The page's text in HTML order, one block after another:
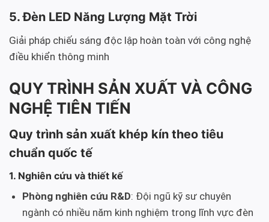
5. Đèn LED Năng Lượng Mặt Trời
Giải pháp chiếu sáng độc lập hoàn toàn với công nghệ
điều khiển thông minh
QUY TRÌNH SẢN XUẤT VÀ CÔNG
NGHỆ TIÊN TIẾN
Quy trình sản xuất khép kín theo tiêu
chuẩn quốc tế
1. Nghiên cứu và thiết kế
Phòng nghiên cứu R&D: Đội ngũ kỹ sư chuyên
ngành có nhiều năm kinh nghiệm trong lĩnh vực đèn